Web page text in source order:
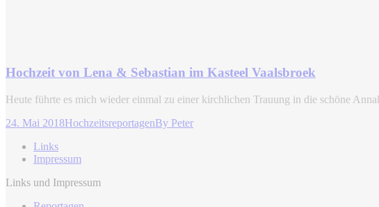
Hochzeit von Lena & Sebastian im Kasteel Vaalsbroek
Heute führte es mich wieder einmal zu einer kirchlichen Trauung in die schöne
24. Mai 2018HochzeitsreportagenBy Peter
Links
Impressum
Links und Impressum